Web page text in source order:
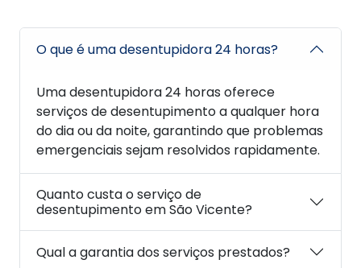
O que é uma desentupidora 24 horas?
Uma desentupidora 24 horas oferece
serviços de desentupimento a qualquer hora
do dia ou da noite, garantindo que problemas
emergenciais sejam resolvidos rapidamente.
Quanto custa o serviço de
desentupimento em São Vicente?
Qual a garantia dos serviços prestados?